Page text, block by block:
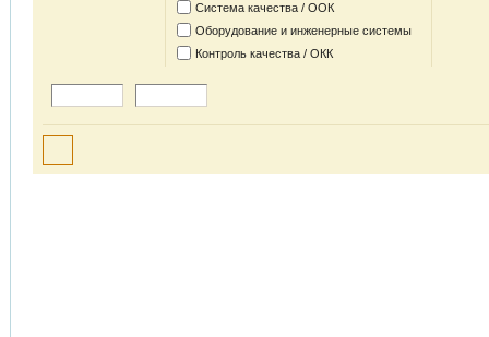
Система качества / ООК
Оборудование и инженерные системы
Контроль качества / ОКК